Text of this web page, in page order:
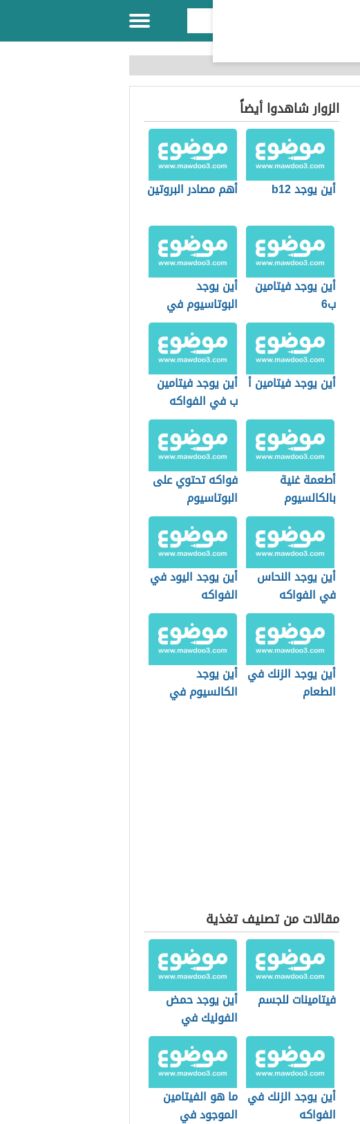
الزوار شاهدوا أيضاً
أين يوجد b12 أهم مصادر البروتين
أين يوجد فيتامين
ب6
أين يوجد
البوتاسيوم في
الطعام
أين يوجد فيتامين أ أين يوجد فيتامين
ب في الفواكه
أطعمة غنية
بالكالسيوم
وفيتامين د
فواكه تحتوي على
البوتاسيوم
أين يوجد النحاس
في الفواكه
أين يوجد اليود في
الفواكه
أين يوجد الزنك في
الطعام
أين يوجد
الكالسيوم في
مقالات من تصنيف تغذية
فيتامينات للجسم
أين يوجد حمض
الفوليك في
الفواكه
أين يوجد الزنك في
الفواكه
ما هو الفيتامين
الموجود في